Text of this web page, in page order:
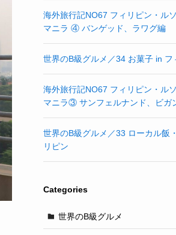
海外旅行記NO67 フィリピン・ル
マニラ ④ バンゲッド、ラワグ編
世界のB級グルメ／34 お菓子 in フ
海外旅行記NO67 フィリピン・ル
マニラ③ サンフェルナンド、ビガ
世界のB級グルメ／33 ローカル飯
リピン
Categories
世界のB級グルメ